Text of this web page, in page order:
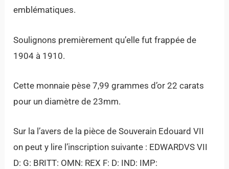
emblématiques.
Soulignons premièrement qu’elle fut frappée de
1904 à 1910.
Cette monnaie pèse 7,99 grammes d’or 22 carats
pour un diamètre de 23mm.
Sur la l’avers de la pièce de Souverain Edouard VII
on peut y lire l’inscription suivante : EDWARDVS VII
D: G: BRITT: OMN: REX F: D: IND: IMP: